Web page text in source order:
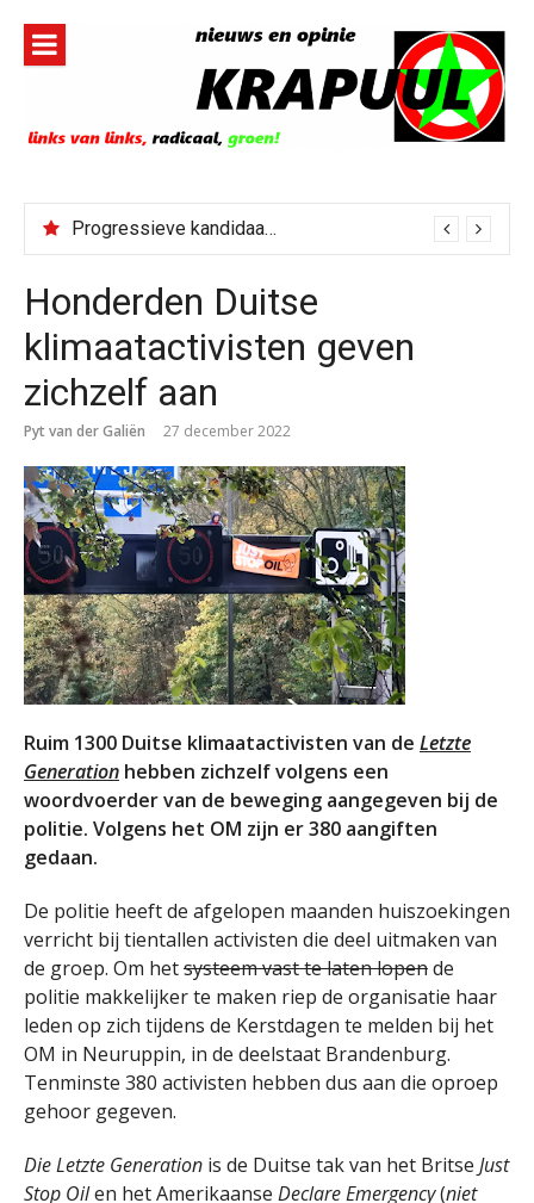
inhoud
Progressieve kandidaat El-Sayed senaatskandidaat Michigan
Honderden Duitse
klimaatactivisten geven
zichzelf aan
Pyt van der Galiën 27 december 2022
Ruim 1300 Duitse klimaatactivisten van de Letzte
Generation hebben zichzelf volgens een
woordvoerder van de beweging aangegeven bij de
politie. Volgens het OM zijn er 380 aangiften
gedaan.
De politie heeft de afgelopen maanden huiszoekingen
verricht bij tientallen activisten die deel uitmaken van
de groep. Om hetsysteem vast te laten lopende
politie makkelijker te maken riep de organisatie haar
leden op zich tijdens de Kerstdagen te melden bij het
OM in Neuruppin, in de deelstaat Brandenburg.
Tenminste 380 activisten hebben dus aan die oproep
gehoor gegeven.
Die Letzte Generation is de Duitse tak van het Britse Just
Stop Oilen het Amerikaanse Declare Emergency(niet